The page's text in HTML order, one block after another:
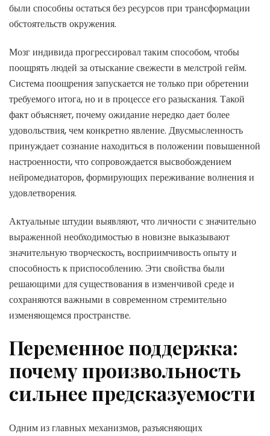
были способны остаться без ресурсов при трансформации
обстоятельств окружения.
Мозг индивида прогрессировал таким способом, чтобы
поощрять людей за отыскание свежести в мелстрой гейм.
Система поощрения запускается не только при обретении
требуемого итога, но и в процессе его разыскания. Такой
факт объясняет, почему ожидание нередко дает более
удовольствия, чем конкретно явление. Двусмысленность
принуждает сознание находиться в положении повышенной
настроенности, что сопровождается высвобождением
нейромедиаторов, формирующих переживание волнения и
удовлетворения.
Актуальные штудии выявляют, что личности с значительно
выраженной необходимостью в новизне выказывают
значительную творческость, восприимчивость опыту и
способность к приспособлению. Эти свойства были
решающими для существования в изменчивой среде и
сохраняются важными в современном стремительно
изменяющемся пространстве.
Переменное поддержка:
почему произвольность
сильнее предсказуемости
Одним из главных механизмов, разъясняющих